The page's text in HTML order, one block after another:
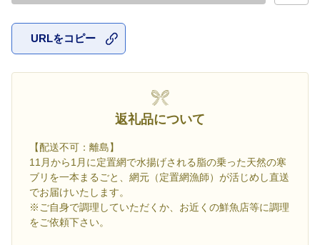
URLをコピー
返礼品について
【配送不可：離島】
11月から1月に定置網で水揚げされる脂の乗った天然の寒
ブリを一本まるごと、網元（定置網漁師）が活じめし直送
でお届けいたします。
※ご自身で調理していただくか、お近くの鮮魚店等に調理
をご依頼下さい。